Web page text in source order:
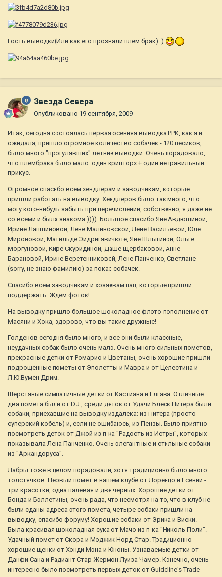
Гость выводки(Или как его прозвали плем брак) :)
Звезда Севера
Опубликовано 19 сентября, 2009
Итак, сегодня состоялась первая осенняя выводка РРК, как я и
ожидала, пришло огромное количество собачек - 120 песиков,
было много "прогулявших" летние выводки. Очень порадовало,
что плембрака было мало: один крипторх + один неправильный
прикус.
Огромное спасибо всем хендлерам и заводчикам, которые
пришли работать на выводку. Хендлеров было так много, что
могу кого-нибудь забыть при перечислении, собственно, я даже не
со всеми и была знакома:)))). Большое спасибо Яне Авдюшиной,
Ирине Лапшиновой, Лене Малиновской, Лене Васильевой, Юле
Мироновой, Матильде Эйдригявичюте, Яне Шлыгиной, Ольге
Моргуновой, Кире Скуридиной, Даше Щербаковой, Анне
Барановой, Ирине Веретенниковой, Лене Панченко, Светлане
(sorry, не знаю фамилию) за показ собачек.
Спасибо всем заводчикам и хозяевам пап, которые пришли
поддержать. Ждем фоток!
На выводку пришло большое шоколадное флэто-пополнение от
Масяни и Хока, здорово, что вы такие дружные!
Голденов сегодня было много, и все они были классные,
неудачных собак было очень мало. Очень много сильных пометов,
прекрасные детки от Ромарио и Цветаны, очень хорошие пришли
подрощенные пометы от Эполетты и Мавра и от Целестина и
Л.Ю.Вумен Дрим.
Шерстяные симпатичные детки от Кастиана и Елгава. Отличные
два помета были от D.J., среди деток от Удачи Блеск Питера были
собаки, приехавшие на выводку издалека: из Питера (просто
суперский кобель) и, если не ошибаюсь, из Пензы. Было приятно
посмотреть деток от Джой из п-ка "Радость из Истры", которых
показывала Лена Панченко. Очень элегантные и стильные собаки
из "Аркандоруса".
Лабры тоже в целом порадовали, хотя традиционно было много
толстячков. Первый помет в нашем клубе от Лоренцо и Есении -
три красотки, одна палевая и две черных. Хорошие детки от
Бонда и Бэллетины, очень рада, что несмотря на то, что в клуб не
были сданы адреса этого помета, четыре собаки пришли на
выводку, спасибо форуму! Хорошие собаки от Эрика и Виски.
Была красивая шоколадная сука от Мачо из п-ка "Николь Поли".
Удачный помет от Скора и Мэджик Норд Стар. Традиционно
хорошие щенки от Хэнди Мэна и Юноны. Узнаваемые детки от
Данфи Сана и Радиант Стар Жермон Луиза Чамер. Конечно, очень
интересно было посмотреть первых деток от Guideline's Trade